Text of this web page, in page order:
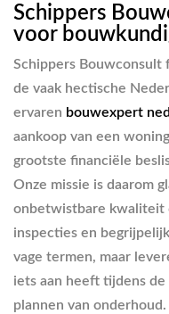
Schippers
voor
Schippers Bouwconsult
de vaak hectische
ervaren bouwexpert
aankoop van een
grootste financiële
Onze missie is daarom
onbetwistbare kwaliteit
inspecties en
vage termen, maar
iets aan heeft tijdens
plannen van onderhoud.